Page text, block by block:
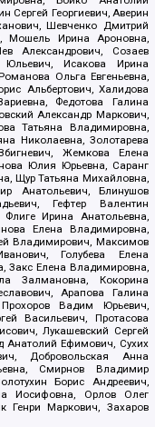
Сергей Георгиевич, Аверин
Шевченко Дмитрий
Мошель Ирина Ароновна,
Александрович, Созаев
Юльевич, Исакова Ирина
Ольга Евгеньевна,
Альбертович, Халидова
Федотова Галина
Александр Маркович,
Татьяна Владимировна,
Николаевна, Золотарева
Жемкова Елена
Юлия Юрьевна, Саранг
Щур Татьяна Михайловна,
Анатольевич, Блинушов
Гефтер Валентин
Ирина Анатольевна,
Елена Владимировна,
Владимирович, Максимов
Голубева Елена
Закс Елена Владимировна,
Залмановна, Кокорина
Арапова Галина
Вадим Юрьевич,
Васильевич, Протасова
Лукашевский Сергей
Анатолий Ефимович, Сухих
Добровольская Анна
Смирнов Владимир
Борис Андреевич,
Иосифовна, Орлов Олег
Генри Маркович, Захаров